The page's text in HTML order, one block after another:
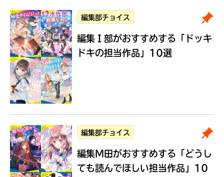
編集部チョイス
編集Ｉ部がおすすめする 「ドッキ
ドキの担当作品」10選
編集部チョイス
編集M田がおすすめする 「どうし
ても読んでほしい担当作品」10